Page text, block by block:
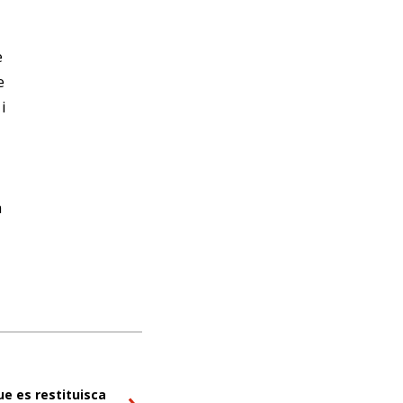
es restituisca